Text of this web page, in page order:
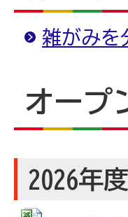
雑がみを
オープ
2026年度